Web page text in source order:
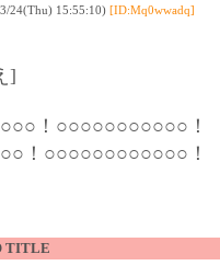
24(Thu) 15:55:10) [ID:Mq0wwadq]
]
！○○○○○○○○○○○！
！○○○○○○○○○○○○！
TITLE